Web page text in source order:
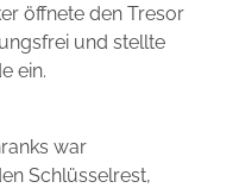
öffnete den Tresor
und stellte
ein.
war
Schlüsselrest,